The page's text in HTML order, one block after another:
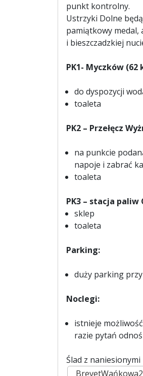
punkt kontrolny.
Ustrzyki Dolne
pamiątkowy medal,
i bieszczadzkiej
PK1- Myczków (62
do dyspozycji
toaleta
PK2 – Przełęcz
na punkcie
napoje i zabrać
toaleta
PK3 – stacja paliw
sklep
toaleta
Parking:
duży parking
Noclegi:
istnieje
razie pytań
Ślad z naniesionymi